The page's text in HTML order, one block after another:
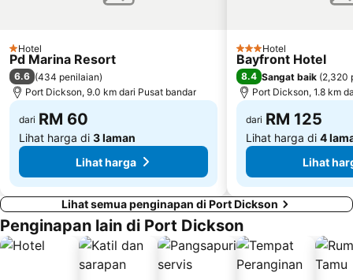
1 Bintang
Hotel
Pd Marina Resort
6.6 (434 penilaian)
Port Dickson, 9.0 km dari Pusat bandar
dari RM 60
Lihat harga di 3 laman
Lihat harga
3 Bintang
Hotel
Bayfront Hotel
8.4 Sangat baik (2,320
Port Dickson, 1.8 km
dari RM 125
Lihat harga di 4
Lihat
Lihat semua penginapan di Port Dickson
Penginapan lain di Port Dickson